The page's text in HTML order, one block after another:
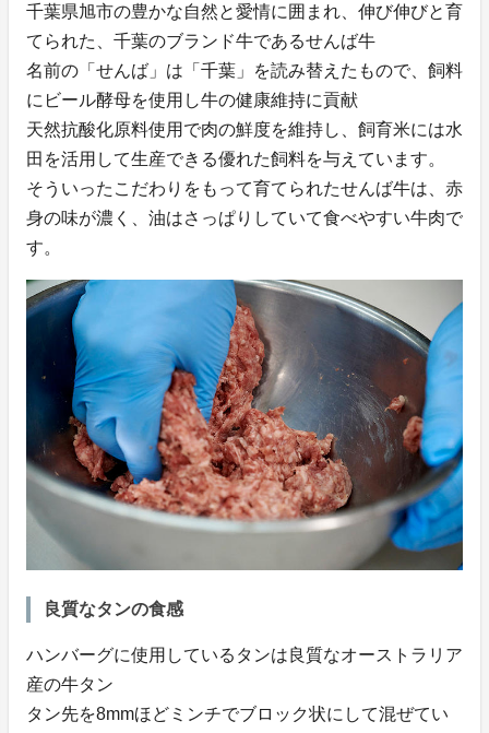
千葉県旭市の豊かな自然と愛情に囲まれ、伸び伸びと育
てられた、千葉のブランド牛であるせんば牛
名前の「せんば」は「千葉」を読み替えたもので、飼料
にビール酵母を使用し牛の健康維持に貢献
天然抗酸化原料使用で肉の鮮度を維持し、飼育米には水
田を活用して生産できる優れた飼料を与えています。
そういったこだわりをもって育てられたせんば牛は、赤
身の味が濃く、油はさっぱりしていて食べやすい牛肉で
す。
良質なタンの食感
ハンバーグに使用しているタンは良質なオーストラリア
産の牛タン
タン先を8mmほどミンチでブロック状にして混ぜてい